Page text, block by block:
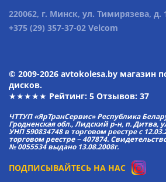
220062, г. Минск, ул. Тимирязева, д.
+375 (29) 357-37-02 Velcom
© 2009-2026 avtokolesa.by магазин
дисков.
★★★★★ Рейтинг: 5 Отзывов: 37
ЧТТУП «ЯрТранСервис» Республика
Гродненская обл., Лидский р-н, п. Дитва,
УНП 590834748 в торговом реестре с
торговом реестре − 407874.
№ 0055534 выдано 13.08.2008г.
ПОДПИСЫВАЙТЕСЬ НА НАС